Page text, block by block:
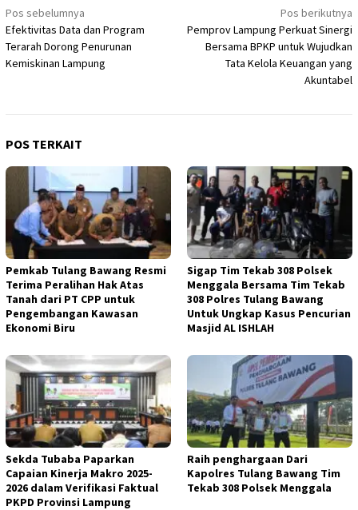
Navigasi
pos
Pos sebelumnya
Efektivitas Data dan Program
Terarah Dorong Penurunan
Kemiskinan Lampung
Pos berikutnya
Pemprov Lampung Perkuat Sinergi
Bersama BPKP untuk Wujudkan
Tata Kelola Keuangan yang
Akuntabel
POS TERKAIT
Pemkab Tulang Bawang Resmi
Terima Peralihan Hak Atas
Tanah dari PT CPP untuk
Pengembangan Kawasan
Ekonomi Biru
Sigap Tim Tekab 308 Polsek
Menggala Bersama Tim Tekab
308 Polres Tulang Bawang
Untuk Ungkap Kasus Pencurian
Masjid AL ISHLAH
Sekda Tubaba Paparkan
Capaian Kinerja Makro 2025-
2026 dalam Verifikasi Faktual
PKPD Provinsi Lampung
Raih penghargaan Dari
Kapolres Tulang Bawang Tim
Tekab 308 Polsek Menggala